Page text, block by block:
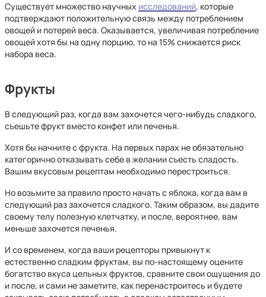
Существует множество научных исследований, которые
подтверждают положительную связь между потреблением
овощей и потерей веса. Оказывается, увеличивая потребление
овощей хотя бы на одну порцию, то на 15% снижается риск
набора веса.
Фрукты
В следующий раз, когда вам захочется чего-нибудь сладкого,
съешьте фрукт вместо конфет или печенья.
Хотя бы начните с фрукта. На первых парах не обязательно
категорично отказывать себе в желании съесть сладость.
Вашим вкусовым рецептам необходимо перестроиться.
Но возьмите за правило просто начать с яблока, когда вам в
следующий раз захочется сладкого. Таким образом, вы дадите
своему телу полезную клетчатку, и после, вероятнее, вам
меньше захочется печенья.
И со временем, когда ваши рецепторы привыкнут к
естественно сладким фруктам, вы по-настоящему оцените
богатство вкуса цельных фруктов, сравните свои ощущения до
и после, и сами не заметите, как перенастроитесь и будете